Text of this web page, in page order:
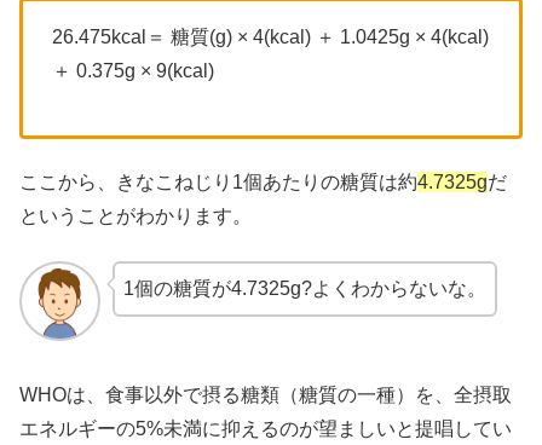
26.475kcal＝ 糖質(g) × 4(kcal) ＋ 1.0425g × 4(kcal)
＋ 0.375g × 9(kcal)
ここから、きなこねじり1個あたりの糖質は約4.7325gだ
ということがわかります。
1個の糖質が4.7325g?よくわからないな。
WHOは、食事以外で摂る糖類（糖質の一種）を、全摂取
エネルギーの5%未満に抑えるのが望ましいと提唱してい